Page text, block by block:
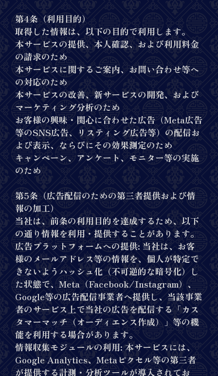
第4条（利用目的）
取得した情報は、以下の目的で利用します。
本サービスの提供、本人確認、および利用料金
の請求のため
本サービスに関するご案内、お問い合わせ等へ
の対応のため
本サービスの改善、新サービスの開発、および
マーケティング分析のため
お客様の興味・関心に合わせた広告（Meta広告
等のSNS広告、リスティング広告等）の配信お
よび表示、ならびにその効果測定のため
キャンペーン、アンケート、モニター等の実施
のため
第5条（広告配信のための第三者提供および情
報の加工）
当社は、前条の利用目的を達成するため、以下
の通り情報を利用・提供することがあります。
広告プラットフォームへの提供: 当社は、お客
様のメールアドレス等の情報を、個人が特定で
きないようハッシュ化（不可逆的な暗号化）し
た状態で、Meta（Facebook/Instagram）、
Google等の広告配信事業者へ提供し、当該事業
者のサービス上で当社の広告を配信する「カス
タマーマッチ（オーディエンス作成）」等の機
能を利用する場合があります。
情報収集モジュールの利用: 本サービスには、
Google Analytics、Metaピクセル等の第三者
が提供する計測・分析ツールが導入されてお